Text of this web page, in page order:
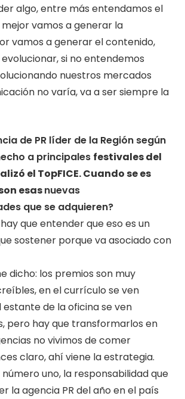
algo, entre más entendamos el
vamos a generar la
vamos a generar el contenido,
si no entendemos
nuestros mercados
no varía, va a ser siempre la
de PR líder de la Región según
a principales festivales del
el TopFICE. Cuando se es
esasnuevas
que se adquieren?
que entender que eso es un
sostener porque va asociado con
dicho: los premios son muy
en el currículo se ven
estante de la oficina se ven
pero hay que transformarlos en
no vivimos de comer
claro, ahí viene la estrategia.
número uno, la responsabilidad que
la agencia PR del año en el país